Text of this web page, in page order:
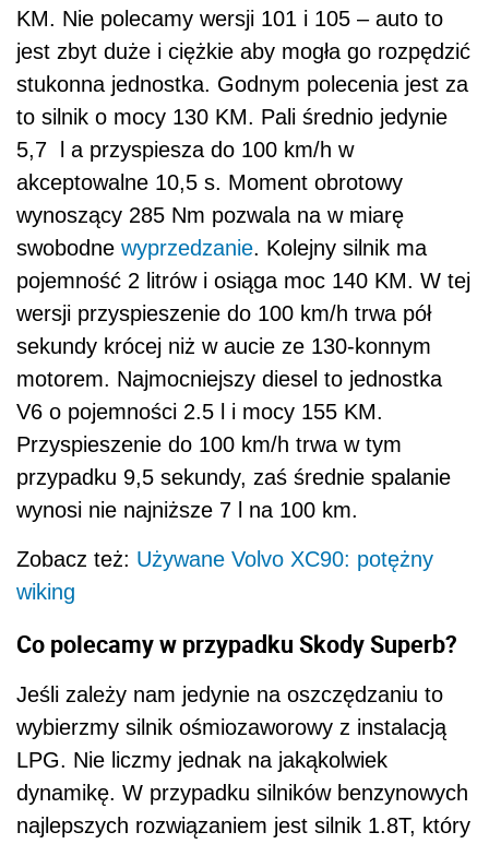
KM. Nie polecamy wersji 101 i 105 – auto to
jest zbyt duże i ciężkie aby mogła go rozpędzić
stukonna jednostka. Godnym polecenia jest za
to silnik o mocy 130 KM. Pali średnio jedynie
5,7 l a przyspiesza do 100 km/h w
akceptowalne 10,5 s. Moment obrotowy
wynoszący 285 Nm pozwala na w miarę
swobodne wyprzedzanie. Kolejny silnik ma
pojemność 2 litrów i osiąga moc 140 KM. W tej
wersji przyspieszenie do 100 km/h trwa pół
sekundy krócej niż w aucie ze 130-konnym
motorem. Najmocniejszy diesel to jednostka
V6 o pojemności 2.5 l i mocy 155 KM.
Przyspieszenie do 100 km/h trwa w tym
przypadku 9,5 sekundy, zaś średnie spalanie
wynosi nie najniższe 7 l na 100 km.
Zobacz też: Używane Volvo XC90: potężny
wiking
Co polecamy w przypadku Skody Superb?
Jeśli zależy nam jedynie na oszczędzaniu to
wybierzmy silnik ośmiozaworowy z instalacją
LPG. Nie liczmy jednak na jakąkolwiek
dynamikę. W przypadku silników benzynowych
najlepszych rozwiązaniem jest silnik 1.8T, który